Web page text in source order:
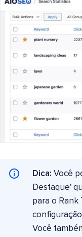
Dica: Você
Destaque'
para o Rank
Você